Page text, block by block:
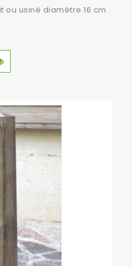
usiné diamètre 16 cm .